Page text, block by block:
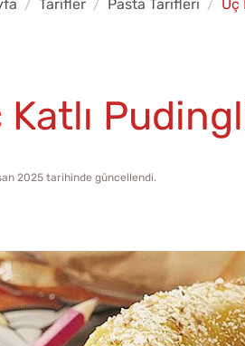
Tarifler Pasta Tarifleri Üç
Katlı
2025 tarihinde güncellendi.